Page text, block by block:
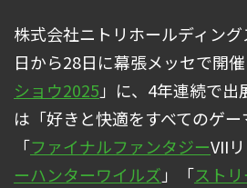
株式会社ニトリホールディン
日から28日に幕張メッセで開
ショウ2025」に、4年連続で出
は「好きと快適をすべてのゲー
「ファイナルファンタジーVII
ーハンターワイルズ」「スト